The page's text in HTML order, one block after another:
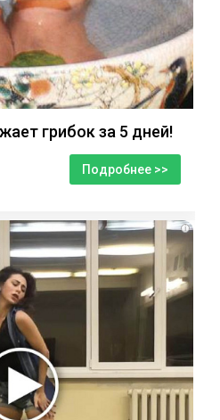
грибок за 5 дней!
Подробнее >>
i